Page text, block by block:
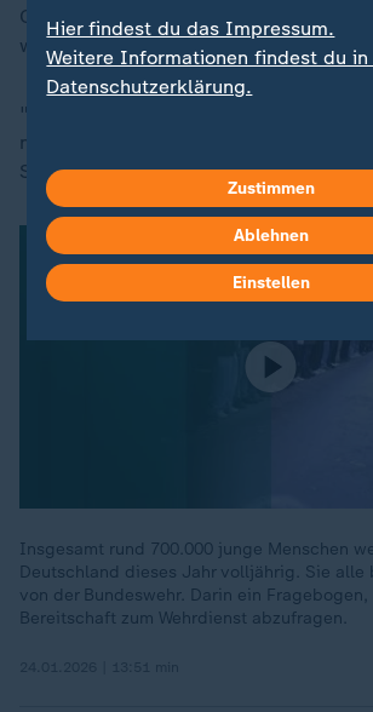
Chaos. Die Menschen flehten darum,
werden, die Taliban im Rücken.
"Meine erste Frage war immer: Warum
nach Deutschland nehmen? Welche
Sie?"
Insgesamt rund 700.000 junge Menschen
Deutschland dieses Jahr volljährig. Sie alle
von der Bundeswehr. Darin ein Fragebogen,
Bereitschaft zum Wehrdienst abzufragen.
Hier findest du das Impressum.
Weitere Informationen findest du in
Datenschutzerklärung.
Zustimmen
Ablehnen
Einstellen